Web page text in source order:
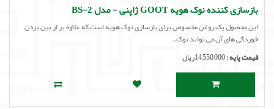
بازسازی کننده نوک هویه GOOT ژاپنی - مدل BS-2
این محصول یک روغن مخصوص برای بازسازی نوک هویه است که علاوه بر از بین بردن
خوردگی های آن می تواند نوک..
قیمت پایه :14,550,000ریال